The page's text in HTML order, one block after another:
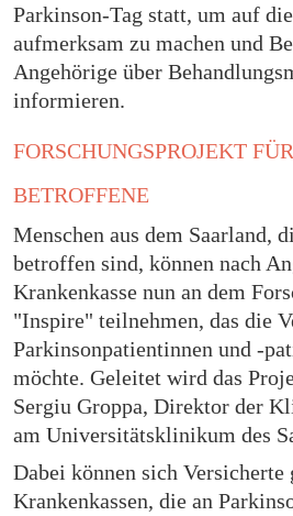
Parkinson-Tag statt, um auf
aufmerksam zu machen und
Angehörige über
informieren.
FORSCHUNGSPROJEKT
BETROFFENE
Menschen aus dem Saarland,
betroffen sind, können nach
Krankenkasse nun an dem
"Inspire" teilnehmen, das die
Parkinsonpatientinnen und -
möchte. Geleitet wird das
Sergiu Groppa, Direktor der
am Universitätsklinikum des
Dabei können sich Versicherte
Krankenkassen, die an